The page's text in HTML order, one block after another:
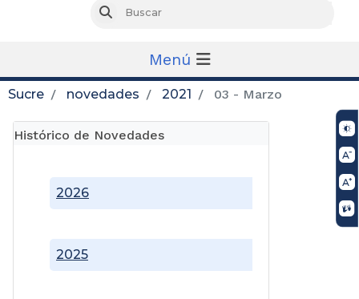
Buscar
Menú
Sucre novedades 2021 03 - Marzo
Histórico de Novedades
2025
2026